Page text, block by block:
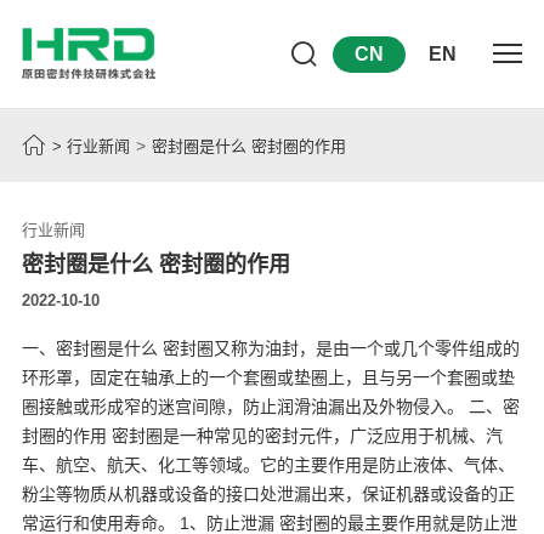
CN EN
> 行业新闻 > 密封圈是什么 密封圈的作用
行业新闻
密封圈是什么 密封圈的作用
2022-10-10
一、密封圈是什么 密封圈又称为油封，是由一个或几个零件组成的
环形罩，固定在轴承上的一个套圈或垫圈上，且与另一个套圈或垫
圈接触或形成窄的迷宫间隙，防止润滑油漏出及外物侵入。 二、密
封圈的作用 密封圈是一种常见的密封元件，广泛应用于机械、汽
车、航空、航天、化工等领域。它的主要作用是防止液体、气体、
粉尘等物质从机器或设备的接口处泄漏出来，保证机器或设备的正
常运行和使用寿命。 1、防止泄漏 密封圈的最主要作用就是防止泄